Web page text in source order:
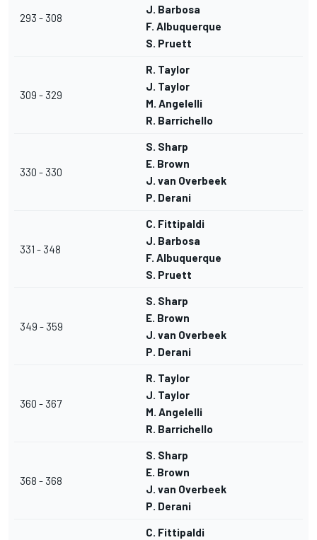
293 - 308
J. Barbosa
F. Albuquerque
S. Pruett
309 - 329
R. Taylor
J. Taylor
M. Angelelli
R. Barrichello
330 - 330
S. Sharp
E. Brown
J. van Overbeek
P. Derani
331 - 348
C. Fittipaldi
J. Barbosa
F. Albuquerque
S. Pruett
349 - 359
S. Sharp
E. Brown
J. van Overbeek
P. Derani
360 - 367
R. Taylor
J. Taylor
M. Angelelli
R. Barrichello
368 - 368
S. Sharp
E. Brown
J. van Overbeek
P. Derani
C. Fittipaldi